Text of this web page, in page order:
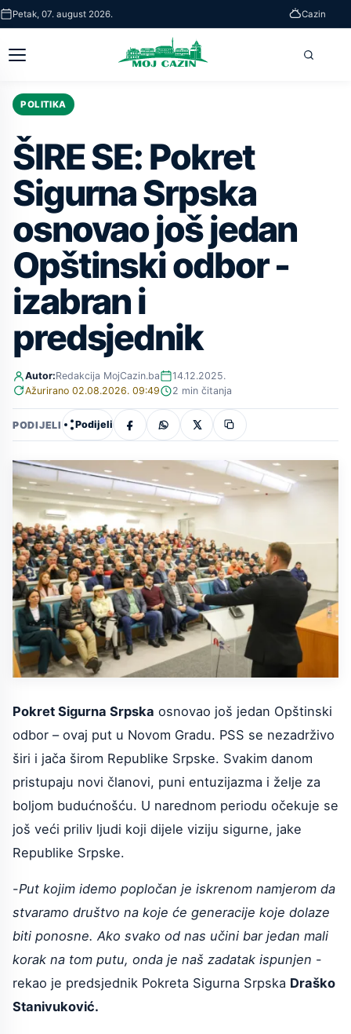
Skip
to
main
Petak, 07. august 2026. Cazin
Otvori
meni
POLITIKA
ŠIRE SE: Pokret
Sigurna Srpska
osnovao još jedan
Opštinski odbor -
izabran i
predsjednik
Autor:Redakcija MojCazin.ba
14.12.2025.
Ažurirano 02.08.2026. 09:49
2 min čitanja
PODIJELI Podijeli
Pokret Sigurna Srpska osnovao još jedan Opštinski
odbor – ovaj put u Novom Gradu. PSS se nezadrživo
širi i jača širom Republike Srpske. Svakim danom
pristupaju novi članovi, puni entuzijazma i želje za
boljom budućnošću. U narednom periodu očekuje se
još veći priliv ljudi koji dijele viziju sigurne, jake
Republike Srpske.
-Put kojim idemo popločan je iskrenom namjerom da
stvaramo društvo na koje će generacije koje dolaze
biti ponosne. Ako svako od nas učini bar jedan mali
korak na tom putu, onda je naš zadatak ispunjen -
rekao je predsjednik Pokreta Sigurna Srpska Draško
Stanivuković.